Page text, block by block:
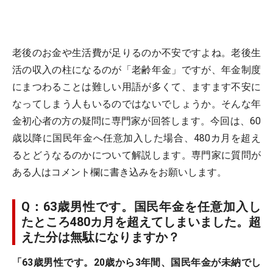
老後のお金や生活費が足りるのか不安ですよね。老後生
活の収入の柱になるのが「老齢年金」ですが、年金制度
にまつわることは難しい用語が多くて、ますます不安に
なってしまう人もいるのではないでしょうか。そんな年
金初心者の方の疑問に専門家が回答します。今回は、60
歳以降に国民年金へ任意加入した場合、480カ月を超え
るとどうなるのかについて解説します。専門家に質問が
ある人はコメント欄に書き込みをお願いします。
Q：63歳男性です。国民年金を任意加入し
たところ480カ月を超えてしまいました。超
えた分は無駄になりますか？
「63歳男性です。20歳から3年間、国民年金が未納でし